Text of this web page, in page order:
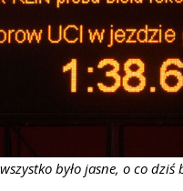
było jasne, o co dziś